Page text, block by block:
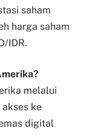
saham
harga saham
IDR.
melalui
ke
digital